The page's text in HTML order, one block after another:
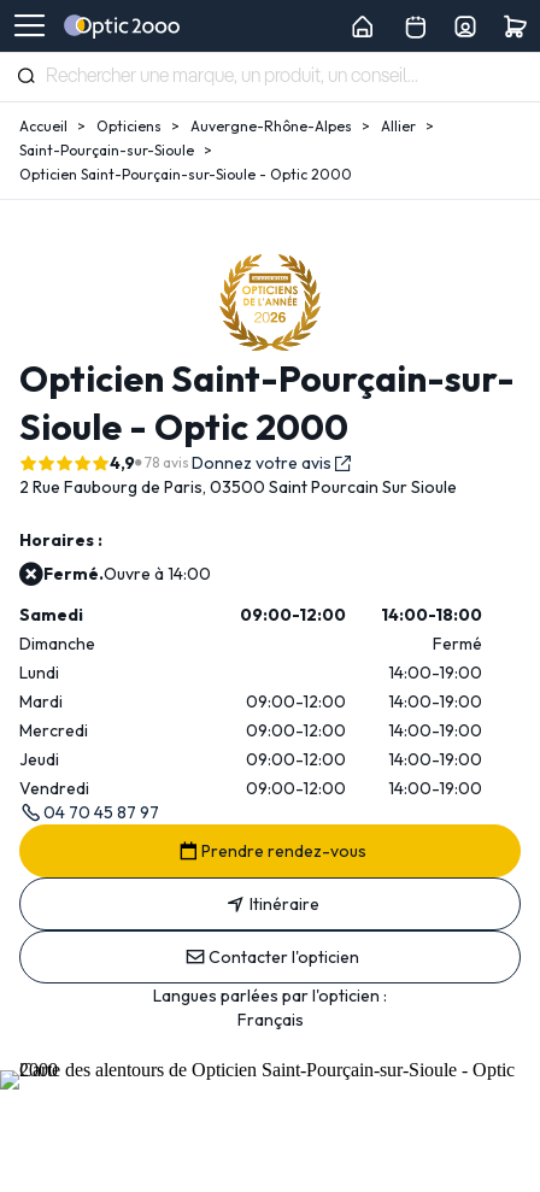
Accueil Opticiens Auvergne-Rhône-Alpes
Allier
Saint-Pourçain-sur-Sioule
Opticien Saint-Pourçain-sur-Sioule - Optic 2000
Opticien Saint-Pourçain-sur-
Sioule - Optic 2000
4,9 78 avis Donnez votre avis
2 Rue Faubourg de Paris, 03500 Saint Pourcain Sur Sioule
Horaires :
Fermé.Ouvre à 14:00
Samedi
09:00-12:00
14:00-18:00
Dimanche
Fermé
Lundi
14:00-19:00
Mardi
09:00-12:00
14:00-19:00
Mercredi
09:00-12:00
14:00-19:00
Jeudi
09:00-12:00
14:00-19:00
Vendredi
09:00-12:00
14:00-19:00
04 70 45 87 97
Prendre rendez-vous
Itinéraire
Contacter l'opticien
Langues parlées par l'opticien :
Français